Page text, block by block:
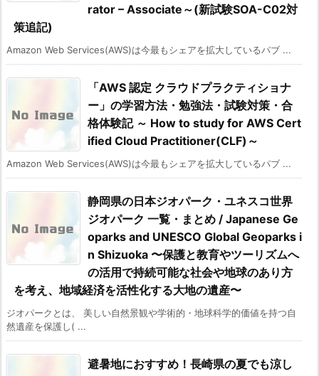
rator – Associate～(新試験SOA-C02対
策追記)
Amazon Web Services(AWS)は今最もシェアを拡大しているパブ ...
「AWS 認定 クラウドプラクティショナ
ー」の学習方法・勉強法・試験対策・合
格体験記 ～ How to study for AWS Cert
ified Cloud Practitioner(CLF)～
Amazon Web Services(AWS)は今最もシェアを拡大しているパブ ...
静岡県の日本ジオパーク・ユネスコ世界
ジオパーク 一覧・まとめ / Japanese Ge
oparks and UNESCO Global Geoparks i
n Shizuoka 〜保護と教育やツーリズムへ
の活用で持続可能な社会や地球のあり方
を考え、地域経済を活性化する大地の遺産〜
ジオパークとは、 美しい自然景観や学術的・地球科学的価値を持つ自
然遺産を保護し( ...
避暑地におすすめ！長崎県の夏でも涼し